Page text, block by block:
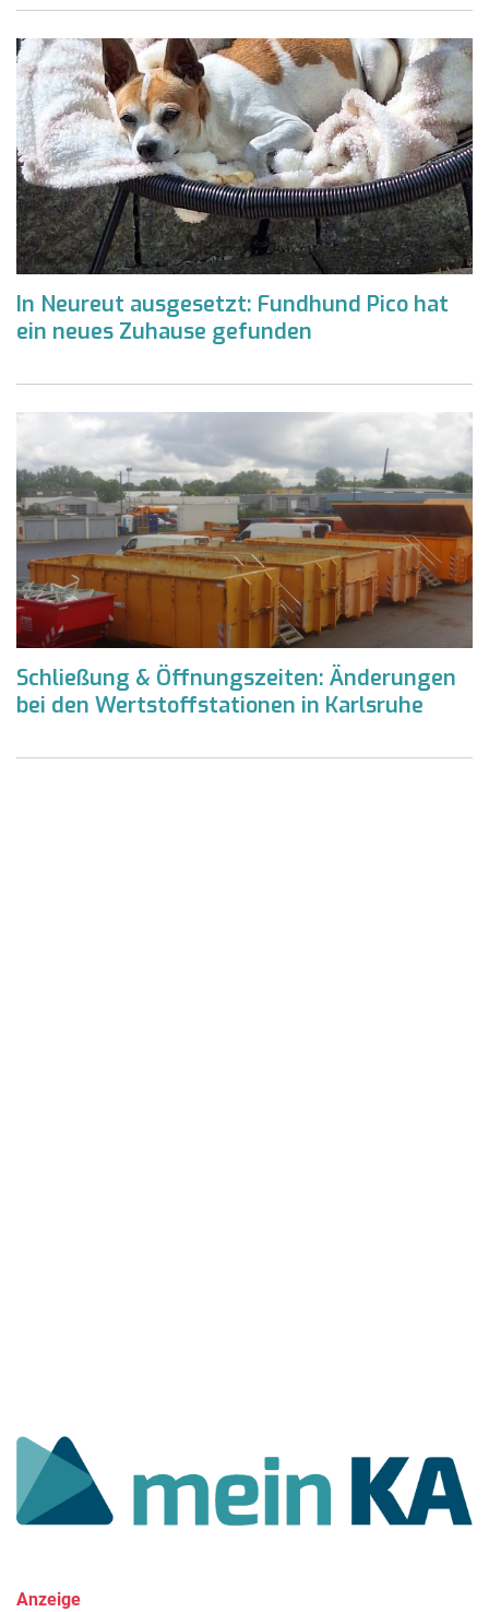
In Neureut ausgesetzt: Fundhund Pico hat
ein neues Zuhause gefunden
Schließung & Öffnungszeiten: Änderungen
bei den Wertstoffstationen in Karlsruhe
Anzeige